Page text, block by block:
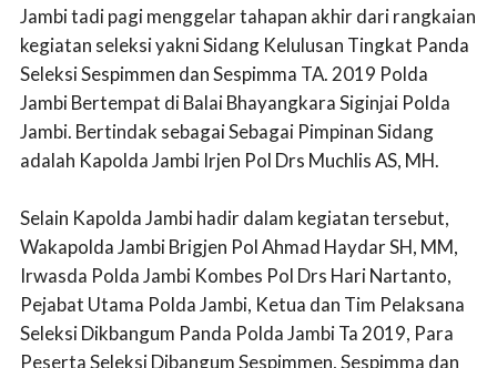
Jambi tadi pagi menggelar tahapan akhir dari rangkaian
kegiatan seleksi yakni Sidang Kelulusan Tingkat Panda
Seleksi Sespimmen dan Sespimma TA. 2019 Polda
Jambi Bertempat di Balai Bhayangkara Siginjai Polda
Jambi. Bertindak sebagai Sebagai Pimpinan Sidang
adalah Kapolda Jambi Irjen Pol Drs Muchlis AS, MH.
Selain Kapolda Jambi hadir dalam kegiatan tersebut,
Wakapolda Jambi Brigjen Pol Ahmad Haydar SH, MM,
Irwasda Polda Jambi Kombes Pol Drs Hari Nartanto,
Pejabat Utama Polda Jambi, Ketua dan Tim Pelaksana
Seleksi Dikbangum Panda Polda Jambi Ta 2019, Para
Peserta Seleksi Dibangum Sespimmen, Sespimma dan